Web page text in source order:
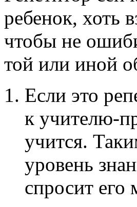
ребенок, хоть
чтобы не
той или иной
Если это
к учителю-
учится.
уровень
спросит его